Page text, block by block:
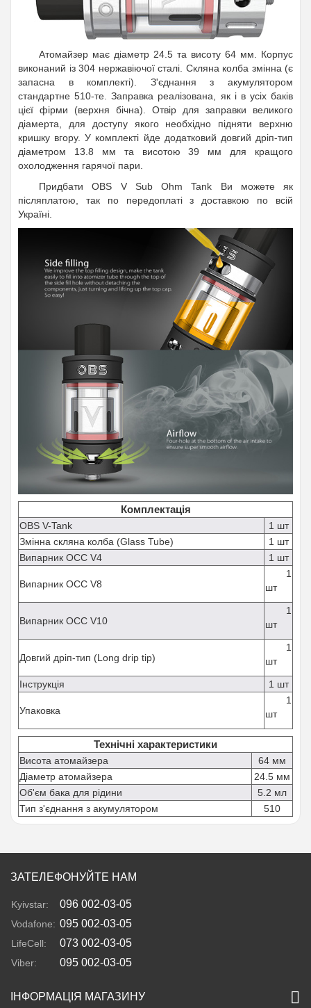
Атомайзер має діаметр 24.5 та висоту 64 мм. Корпус
виконаний із 304 нержавіючої сталі. Скляна колба змінна (є
запасна в комплекті). З'єднання з акумулятором
стандартне 510-те. Заправка реалізована, як і в усіх баків
цієї фірми (верхня бічна). Отвір для заправки великого
діамерта, для доступу якого необхідно підняти верхню
кришку вгору. У комплекті йде додатковий довгий дріп-тип
діаметром 13.8 мм та висотою 39 мм для кращого
охолодження гарячої пари.
Придбати OBS V Sub Ohm Tank Ви можете як
післяплатою, так по передоплаті з доставкою по всій
Україні.
Комплектація
OBS V-Tank
1 шт
Змінна скляна колба (Glass Tube)
1 шт
Випарник OCC V4
1 шт
Випарник OCC V8
1
шт
Випарник OCC V10
1
шт
Довгий дріп-тип (Long drip tip)
1
шт
Інструкція 1 шт
Упаковка
1
шт
Технічні характеристики
Висота атомайзера
64 мм
Діаметр атомайзера
24.5 мм
Об'єм бака для рідини
5.2 мл
Тип з'єднання з акумулятором
510
ЗАТЕЛЕФОНУЙТЕ НАМ
Kyivstar: 096 002-03-05
Vodafone: 095 002-03-05
LifeCell: 073 002-03-05
Viber: 095 002-03-05
ІНФОРМАЦІЯ МАГАЗИНУ